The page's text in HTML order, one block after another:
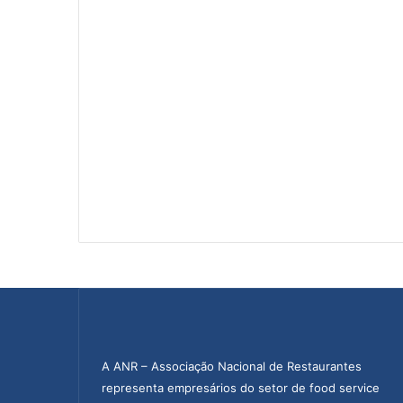
A ANR – Associação Nacional de Restaurantes
representa empresários do setor de food service